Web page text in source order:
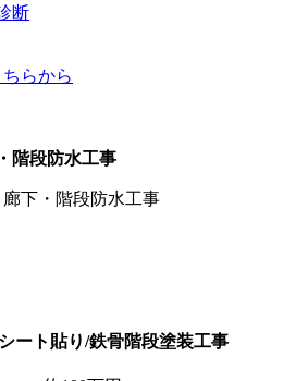
断
らから
階段防水工事
下・階段防水工事
ート貼り/鉄骨階段塗装工事